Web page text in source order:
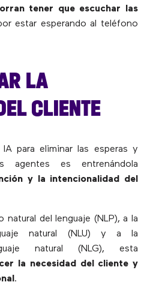
tener que escuchar las
estar esperando al teléfono
LA
CLIENTE
para eliminar las esperas y
agentes es entrenándola
y la intencionalidad del
natural del lenguaje (NLP), a la
natural (NLU) y a la
natural (NLG), esta
la necesidad del cliente y
.